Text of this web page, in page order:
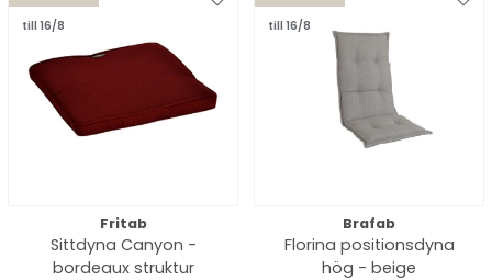
till 16/8
Fritab
Sittdyna Canyon -
bordeaux struktur
till 16/8
Brafab
Florina positionsdyna
hög - beige